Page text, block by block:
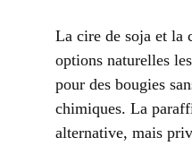
La cire de soja et la
options naturelles
pour des bougies
chimiques. La
alternative, mais